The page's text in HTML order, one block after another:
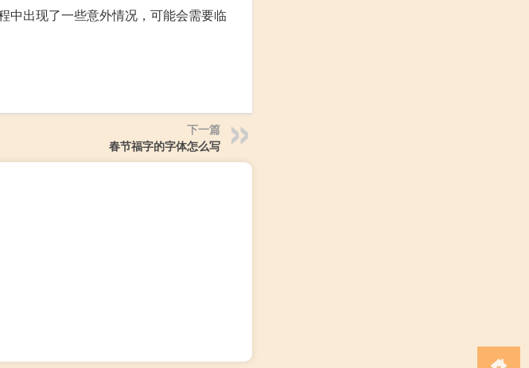
中出现了一些意外情况，可能会需要临
下一篇
春节福字的字体怎么写